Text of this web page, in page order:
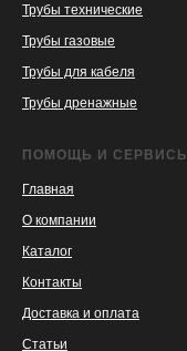
Трубы технические
Трубы газовые
Трубы для кабеля
Трубы дренажные
ПОМОЩЬ И СЕРВИСЫ
Главная
О компании
Каталог
Контакты
Доставка и оплата
Статьи